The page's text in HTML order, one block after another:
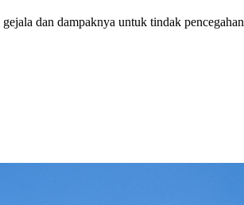
dan dampaknya untuk tindak pencegahan